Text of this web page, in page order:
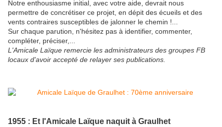
Notre enthousiasme initial, avec votre aide, devrait nous
permettre de concrétiser ce projet, en dépit des écueils et des
vents contraires susceptibles de jalonner le chemin !...
Sur chaque parution, n'hésitez pas à identifier, commenter,
compléter, préciser,...
L'Amicale Laïque remercie les administrateurs des groupes FB
locaux d'avoir accepté de relayer ses publications.
1955 : Et l'Amicale Laïque naquit à Graulhet